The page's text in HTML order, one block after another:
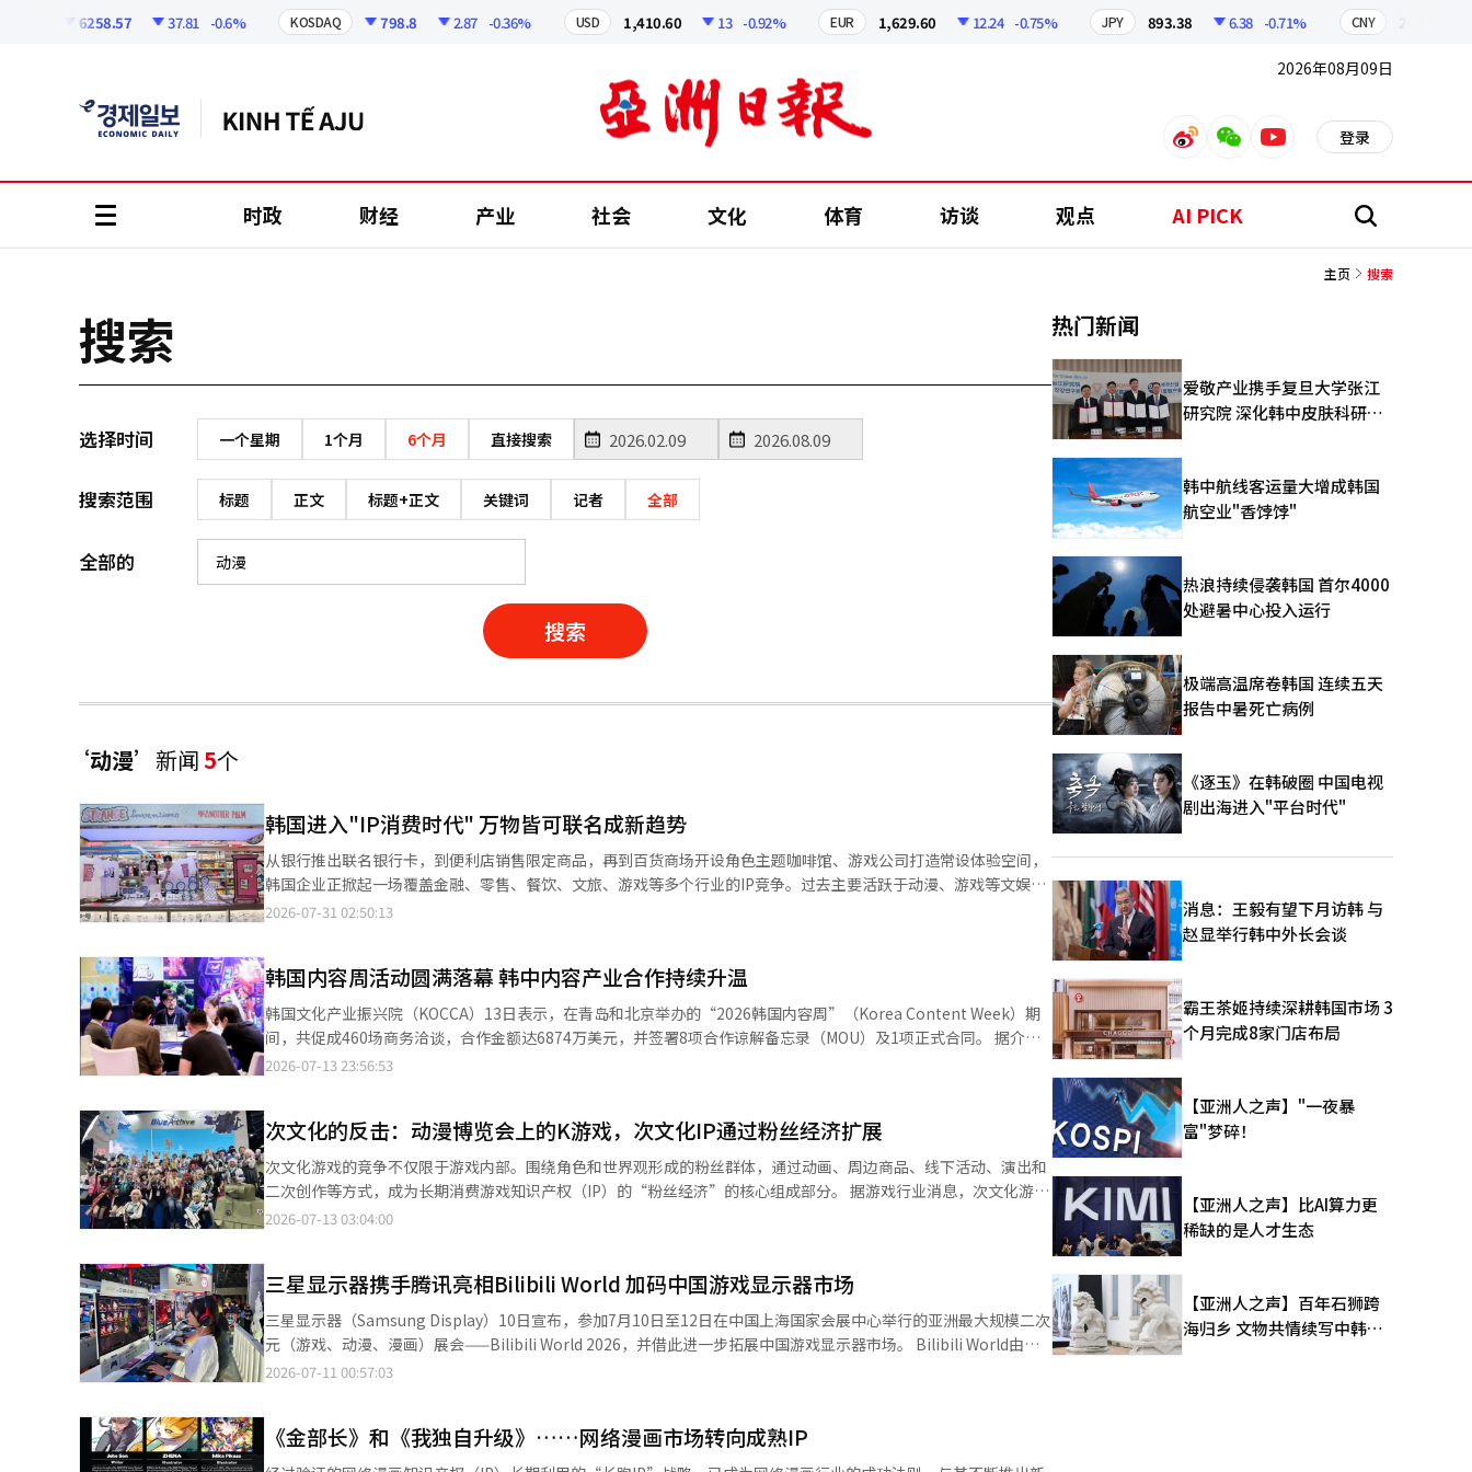
6258.57 37.81 -0.6% KOSDAQ 798.8 2.87 -0.36% USD 1,410.60 13 -0.92% EUR 1,629.60 12.24 -0.75% JPY 893.38 6.38 -0.71% CNY
2026年08月09日
weiboweixinyoutube 登录
时政 财经 产业 社会 文化 体育 访谈 观点 AI PICK 搜
主页 搜索
搜索
选择时间 一个星期 1个月 6个月 直接搜索
搜索范围 标题 正文 标题+正文 关键词 记者 全部
全部的
搜索
‘动漫’ 新闻5个
韩国进入"IP消费时代" 万物皆可联名成新趋势
从银行推出联名银行卡，到便利店销售限定商品，再到百货商场开设角色主题咖啡馆、游戏公司打造常设体验空间，
韩国企业正掀起一场覆盖金融、零售、餐饮、文旅、游戏等多个行业的IP竞争。过去主要活跃于动漫、游戏等文娱产
业的IP，如今正成为企业吸引消费者、提升品牌价值的重要资源。业内认为，随着消费者越来越重视情感体验和文化
速扩大影响力。因此，从金融机构到零售企业，再到餐饮、美妆等消费品牌，都在积极布局IP资源，通过联名商品、
限定活动、主题空间等方式增强品牌竞争力。 金融行业正成为韩国IP经济的新增长点。近年来，多家银行陆续与热门
角色、动漫、游戏IP合作，推出联名银行卡、信用卡、存折以及手机银行主题页面，并结合限量周边、会员活动等吸
引年轻消费者。业内认为，这不仅打破了传统金融机构相对严肃的品牌形象，也让金融服务更加生活化，有助于提升
年轻用户的活跃度和品牌黏性。 在线下消费领域，IP正逐渐从商品延伸至消费体验。新世界百货近日在首尔江南店甜
纪念商品、日本进口商品及韩国限定商品等100余种周边产品。业内认为，随着全球热门IP不断进入韩国线下消费场
景，IP已不仅是商品设计元素，更成为吸引消费者到店、延长停留时间、带动消费的重要内容。 便利店则成为IP商业
化最活跃的渠道之一。CU、GS25、7-Eleven、Emart24等品牌持续与热门动漫、游戏、影视作品及人气角色展开合
作，推出食品、饮料、文具、玩具等限定商品，并结合快闪店、集章活动、会员优惠等形式吸引消费者。凭借覆盖
广、上新快、消费频次高等优势，便利店已成为众多IP测试市场反应、扩大影响力的重要平台，不少热门联名商品上
《2025游戏用户调查》显示，全国游戏使用率已降至50.2%，越来越多年轻人将娱乐时间转向短视频、流媒体等内
容。不过，与游戏时间减少形成对比的是，游戏IP相关商品和线下体验消费持续增长。市场研究机构Global Market
Insights预计，未来十年全球游戏衍生商品市场仍将保持约20%的年均增长。在这一趋势下，韩国游戏企业纷纷布局
主题咖啡馆、文化空间、主题PC房等线下IP场景，通过周边商品、沉浸式体验和主题活动不断延伸IP生命周期，推动
商业模式由依赖游戏运营逐步向“内容+IP+消费体验”转变。 业内人士指出，如今消费者购买IP商品，已不仅是为了
成的消费模式，正成为韩国IP经济持续发展的重要动力。 业内普遍认为，韩国企业对IP的运用已从一次性联名营销逐
渐迈向长期品牌经营。随着IP不断向金融、零售、餐饮、美妆、游戏等领域渗透，并进一步拓展至主题空间、文化体
2026-07-31 02:50:13
韩国内容周活动圆满落幕 韩中内容产业合作持续升温
韩国文化产业振兴院（KOCCA）13日表示，在青岛和北京举办的“2026韩国内容周”（Korea Content Week）期
间，共促成460场商务洽谈，合作金额达6874万美元，并签署8项合作谅解备忘录（MOU）及1项正式合同。 据介
绍，“2026韩国内容周”分别于5月27日至29日在青岛、7月1日至3日在北京举行，共有30家韩国内容企业参展，围
服务。 韩国文化产业振兴院表示，活动结束后还将通过线上商务洽谈、知识产权法律咨询等方式持续提供后续支持，
推动此次商务洽谈成果尽快转化为正式合同和联合项目。 韩国文化产业振兴院北京商务中心负责人金基宪（音）表
示，未来将继续支持韩中两国企业在联合制作、知识产权开发、投资等领域深化合作，共同构建可持续发展的内容产
业合作生态。
2026-07-13 23:56:53
次文化的反击：动漫博览会上的K游戏，次文化IP通过粉丝经济扩展
次文化游戏的竞争不仅限于游戏内部。围绕角色和世界观形成的粉丝群体，通过动画、周边商品、线下活动、演出和
二次创作等方式，成为长期消费游戏知识产权（IP）的“粉丝经济”的核心组成部分。 据游戏行业消息，次文化游戏
的用户忠诚度高于一般游戏，内容消费方式也更加多样化。用户不仅仅停留在玩游戏，还通过购买角色周边商品、参
行的“动漫博览会2026”。作为北美规模最大的动画与次文化活动，动漫博览会汇聚了游戏、动画、声优活动、周边
商品销售和角色扮演等，是全球粉丝活动的代表性盛会。 国内游戏公司也积极利用今年的动漫博览会作为全球粉丝获
取的舞台。 奈克森连续三年参加该活动，展示了“蓝档案”和正在开发的新作“项目RX”。在蓝档案展位上，现实
空间中再现了游戏中的城市“基博托斯”，并设置了受欢迎角色的大型雕塑和拍照区。活动期间，每天进行的DJ演出
吸引了大量观众，甚至在活动入口处也能听到观众的欢呼声。周边商品的销售也非常火爆，活动第二天准备的25种商
体验空间和角色扮演吸引了观众的目光。现场排起了等待入场的长队，奈克森在一个可容纳超过1000人的大厅中举行
了单独的专题讨论会，介绍了游戏的世界观和开发方向。 斯迈尔游戏首次公开了其服务的“混沌零梦魇”的新季节信
2026-07-13 03:04:00
三星显示器携手腾讯亮相Bilibili World 加码中国游戏显示器市场
三星显示器（Samsung Display）10日宣布，参加7月10日至12日在中国上海国家会展中心举行的亚洲最大规模二次
元（游戏、动漫、漫画）展会——Bilibili World 2026，并借此进一步拓展中国游戏显示器市场。 Bilibili World由中
国内容平台哔哩哔哩（Bilibili）自2017年起举办，是中国规模最大的泛二次元展会之一。去年展会吸引来自20多个
有机发光二极管）面板的智能手机、笔记本电脑、显示器等50余款产品，并设置沉浸式游戏体验区，让观众现场体验
OLED在高画质、高刷新率及快速响应等方面的显示优势，进一步提升OLED品牌在中国年轻消费群体中的认知度。
2026-07-11 00:57:03
《金部长》和《我独自升级》……网络漫画市场转向成熟IP
热门新闻
爱敬产业携手复旦大学张江
研究院 深化韩中皮肤科研合
韩中航线客运量大增成韩国
航空业"香饽饽"
热浪持续侵袭韩国 首尔4000
处避暑中心投入运行
极端高温席卷韩国 连续五天
报告中暑死亡病例
《逐玉》在韩破圈 中国电视
剧出海进入"平台时代"
消息：王毅有望下月访韩 与
赵显举行韩中外长会谈
霸王茶姬持续深耕韩国市场 3
个月完成8家门店布局
【亚洲人之声】"一夜暴
富"梦碎！
【亚洲人之声】比AI算力更
稀缺的是人才生态
【亚洲人之声】百年石狮跨
海归乡 文物共情续写中韩人